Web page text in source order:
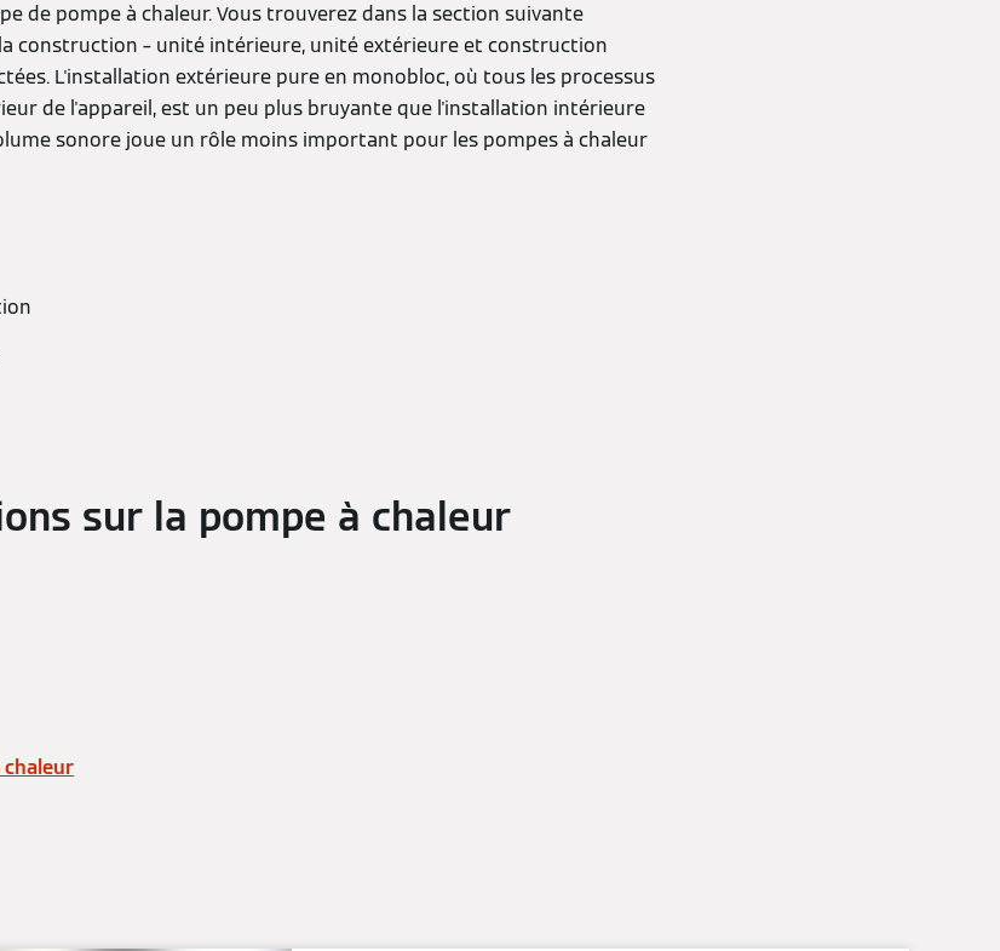
de pompe à chaleur. Vous trouverez dans la section suivante
construction – unité intérieure, unité extérieure et construction
L'installation extérieure pure en monobloc, où tous les processus
de l'appareil, est un peu plus bruyante que l'installation intérieure
sonore joue un rôle moins important pour les pompes à chaleur
sur la pompe à chaleur